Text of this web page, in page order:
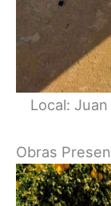
Local:
Obras